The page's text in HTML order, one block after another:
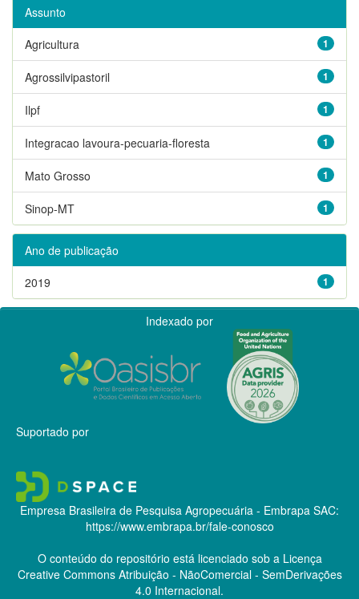
Assunto
1
Agricultura
1
Agrossilvipastoril
1
Ilpf
1
Integracao lavoura-pecuaria-floresta
1
Mato Grosso
1
Sinop-MT
Ano de publicação
1
2019
Indexado por
Suportado por
Empresa Brasileira de Pesquisa Agropecuária - Embrapa SAC:
https://www.embrapa.br/fale-conosco
O conteúdo do repositório está licenciado sob a Licença
Creative CommonsAtribuição - NãoComercial - SemDerivações
4.0 Internacional.